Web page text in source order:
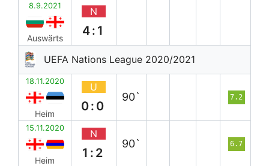
8.9.2021
Auswärts
N
4:1
UEFA Nations League 2020/2021
18.11.2020
Heim
U
0:0
90` 7.2
15.11.2020
Heim
N
1:2
90` 6.7